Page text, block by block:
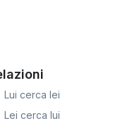
Lui cerca lei
Lei cerca lui